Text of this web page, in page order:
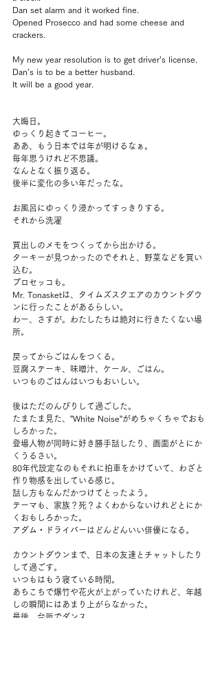
Dan set alarm and it worked fine.
Opened Prosecco and had some cheese and
crackers.
My new year resolution is to get driver’s license.
Dan’s is to be a better husband.
It will be a good year.
大晦日。
ゆっくり起きてコーヒー。
ああ、もう日本では年が明けるなぁ。
毎年思うけれど不思議。
なんとなく振り返る。
後半に変化の多い年だったな。
お風呂にゆっくり浸かってすっきりする。
それから洗濯
買出しのメモをつくってから出かける。
ターキーが見つかったのでそれと、野菜などを買い
込む。
プロセッコも。
Mr. Tonasketは、タイムズスクエアのカウントダウ
ンに行ったことがあるらしい。
わー、さすが。わたしたちは絶対に行きたくない場
所。
戻ってからごはんをつくる。
豆腐ステーキ、味噌汁、ケール、ごはん。
いつものごはんはいつもおいしい。
後はただのんびりして過ごした。
たまたま見た、”White Noise”がめちゃくちゃでおも
しろかった。
登場人物が同時に好き勝手話したり、画面がとにか
くうるさい。
80年代設定なのもそれに拍車をかけていて、わざと
作り物感を出している感じ。
話し方もなんだかつけてとったよう。
テーマも、家族？死？よくわからないけれどとにか
くおもしろかった。
アダム・ドライバーはどんどんいい俳優になる。
カウントダウンまで、日本の友達とチャットしたり
して過ごす。
いつもはもう寝ている時間。
あちこちで爆竹や花火が上がっていたけれど、年越
しの瞬間にはあまり上がらなかった。
最後、台所でダンス。